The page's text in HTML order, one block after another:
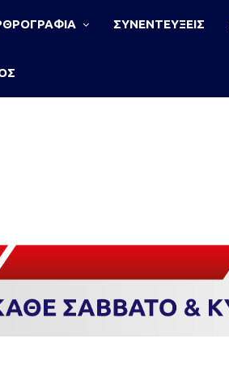
ΣΥΝΕΝΤΕΥΞΕΙΣ